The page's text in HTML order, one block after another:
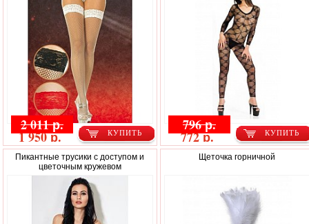
КУПИТЬ
2 011 р.
1 950 р. КУПИТЬ
796 р.
772 р.
Пикантные трусики с доступом и
цветочным кружевом
Щеточка горничной